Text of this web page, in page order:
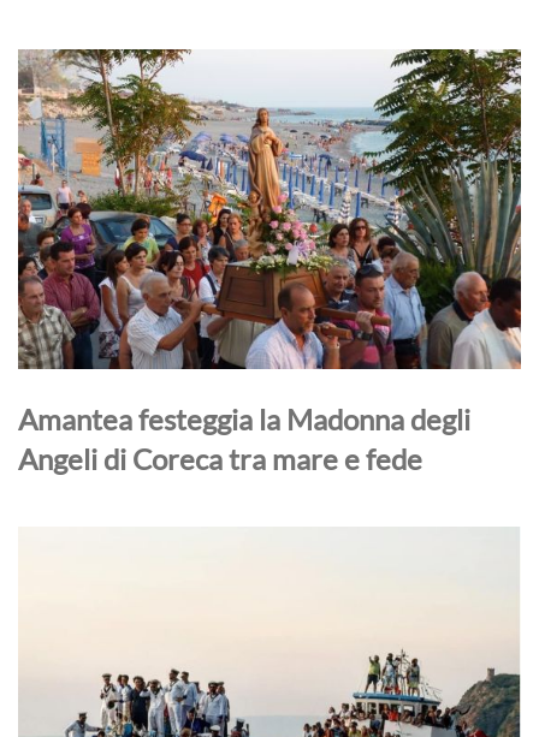
Amantea festeggia la Madonna degli
Angeli di Coreca tra mare e fede